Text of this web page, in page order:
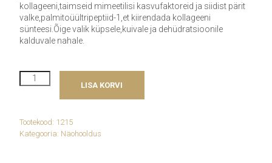
kollageeni,taimseid mimeetilisi kasvufaktoreid ja siidist pärit
valke,palmitoüültripeptiid-1,et kiirendada kollageeni
sünteesi.Õige valik küpsele,kuivale ja dehüdratsioonile
kalduvale nahale.
Swissline
CS
Night
Cream
LISA KORVI
Tootekood: 1215
Kategooria: Näohooldus